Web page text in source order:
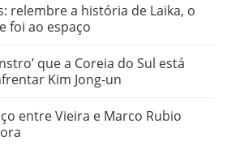
relembre a história de Laika, o
foi ao espaço
que a Coreia do Sul está
Kim Jong-un
entre Vieira e Marco Rubio